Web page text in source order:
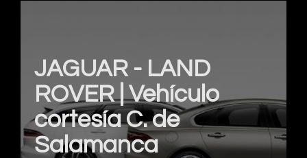
JAGUAR - LAND
ROVER | Vehículo
cortesía C. de
Salamanca